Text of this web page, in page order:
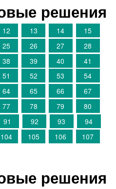
решения
12 13 14
15
25 26 27
28
38 39 40
41
51 52 53
54
64 65 66
67
77 78 79
80
91 92 93
94
104 105 106
107
решения